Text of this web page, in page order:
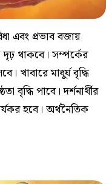
এবং প্রভাব বজায়
থাকবে। সম্পর্কের
খাবারে মাধুর্য বৃদ্ধি
বৃদ্ধি পাবে। দর্শনার্থীর
হবে। অর্থনৈতিক